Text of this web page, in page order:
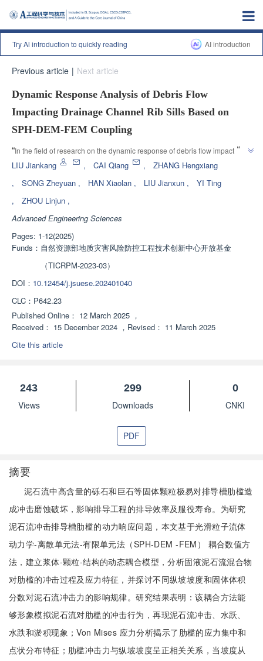
Try Al introduction to quickly reading AI introduction
Previous article | Next article
Dynamic Response Analysis of Debris Flow
Impacting Drainage Channel Rib Sills Based on
SPH-DEM-FEM Coupling
“In the field of research on the dynamic response of debris flow impact
guide groove rib sills, experts have established a slurry particle structure
method, analyzed the impact process and stress characteristics of solid-
liquid debris flow mixtures on rib sills, and provided theoretical support for
optimizing the design of rib sills' anti impact and anti abrasion
”
LIU Jiankang , CAI Qiang ,
ZHANG Hengxiang
,
SONG Zheyuan , HAN Xiaolan , LIU Jianxun ,
YI Ting
,
ZHOU Linjun ,
Advanced Engineering Sciences
Pages: 1-12(2025)
Funds： 自然资源部地质灾害风险防控工程技术创新中心开放基金
（TICRPM-2023-03）
DOI： 10.12454/j.jsuese.202401040
CLC： P642.23
Published Online： 12 March 2025 ，
Received： 15 December 2024 ， Revised： 11 March 2025
Cite this article
243
Views
299
Downloads
0
CNKI
PDF
摘要
泥石流中高含量的砾石和巨石等固体颗粒极易对排导槽肋槛造
成冲击磨蚀破坏，影响排导工程的排导效率及服役寿命。为研究
泥石流冲击排导槽肋槛的动力响应问题，本文基于光滑粒子流体
动力学-离散单元法-有限单元法（SPH-DEM -FEM） 耦合数值方
法，建立浆体-颗粒-结构的动态耦合模型，分析固液泥石流混合物
对肋槛的冲击过程及应力特征，并探讨不同纵坡坡度和固体体积
分数对泥石流冲击力的影响规律。研究结果表明：该耦合方法能
够形象模拟泥石流对肋槛的冲击行为，再现泥石流冲击、水跃、
水跌和淤积现象；Von Mises 应力分析揭示了肋槛的应力集中和
点状分布特征；肋槛冲击力与纵坡坡度呈正相关关系，当坡度从